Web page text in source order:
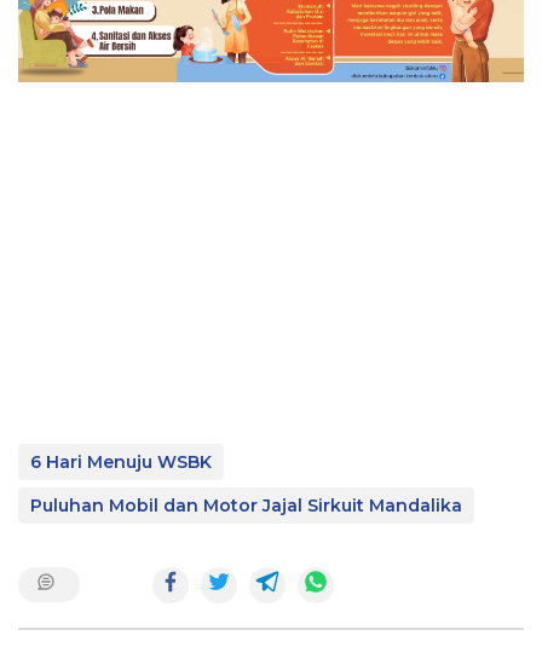
6 Hari Menuju WSBK
Puluhan Mobil dan Motor Jajal Sirkuit Mandalika